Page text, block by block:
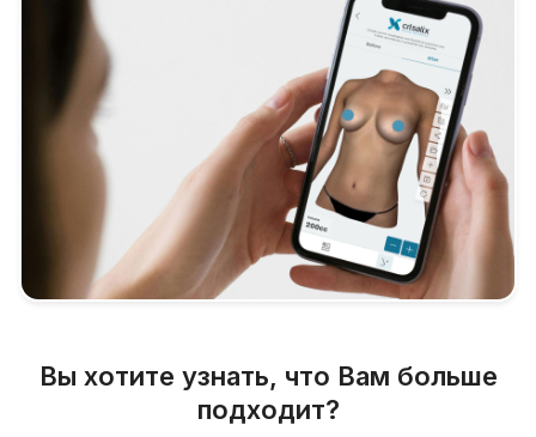
Вы хотите узнать, что Вам больше
подходит?